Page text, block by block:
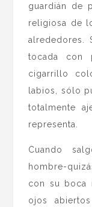
guardián de
religiosa de
alrededores.
tocada con
cigarrillo
labios, sólo
totalmente
representa.
Cuando
hombre-
con su boca
ojos